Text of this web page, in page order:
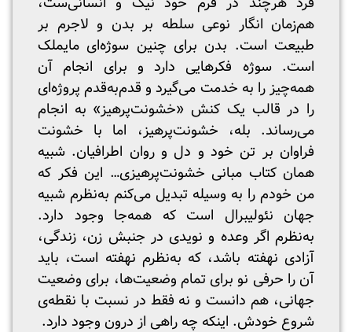
هم‌زمان انگار نوعی سلطه بر بدن و لاجرم بر
طبیعت است. بدن برای چنین سوژه‌ای مایملک
است. سوژه فکرهایی دارد و برای انجام آن
همه‌چیز را به خدمت می‌گیرد و قدم‌به‌قدم پروژه‌ای
را در قالب یک کنش «خشونت‌پرهیز» به انجام
می‌رساند. بله، خشونت‌پرهیز، اما با خشونت
فراوان بر تن خود و دل و روان اطرافیان. شبیه
همان کتاب مبانی خشونت‌پرهیزی… این فکر که
من خودم را به‌ وسیله تبدیل می‌کنم به‌نظرم شبیه
جهان نئولیبرال است که همه‌جا وجود دارد.
به‌نظرم اگر وعده و نویدی در جنبش زن، زندگی،
آزادی نهفته باشد، که به‌نظرم نهفته است، باید
آن را حرفی نو برای تمام وضعیت‌ها، برای وضعیت
جهانی، هم دانست و نه فقط در نسبت با نقطه‌ی
شروع خودش. اینکه چه راهی از درون وجود دارد.